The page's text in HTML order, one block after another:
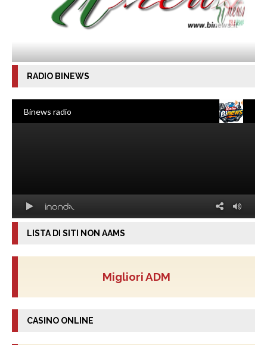
RADIO BINEWS
LISTA DI SITI NON AAMS
Migliori ADM
CASINO ONLINE